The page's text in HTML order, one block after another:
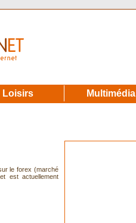
le forex (marché
est actuellement
Loisirs Multimédia